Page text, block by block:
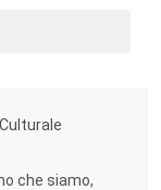
che lavorano
che siamo,